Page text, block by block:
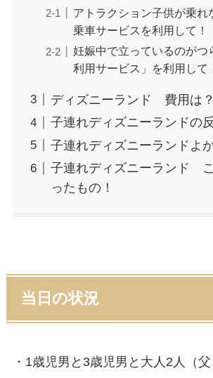
アトラクション子供が乗れ
乗車サービスを利用して！
妊娠中で立っているのがつ
利用サービス」を利用して
ディズニーランド 費用は？
子連れディズニーランドの
子連れディズニーランドよ
子連れディズニーランド
ったもの！
当日の状況
・1歳児男と3歳児男と大人2人（父